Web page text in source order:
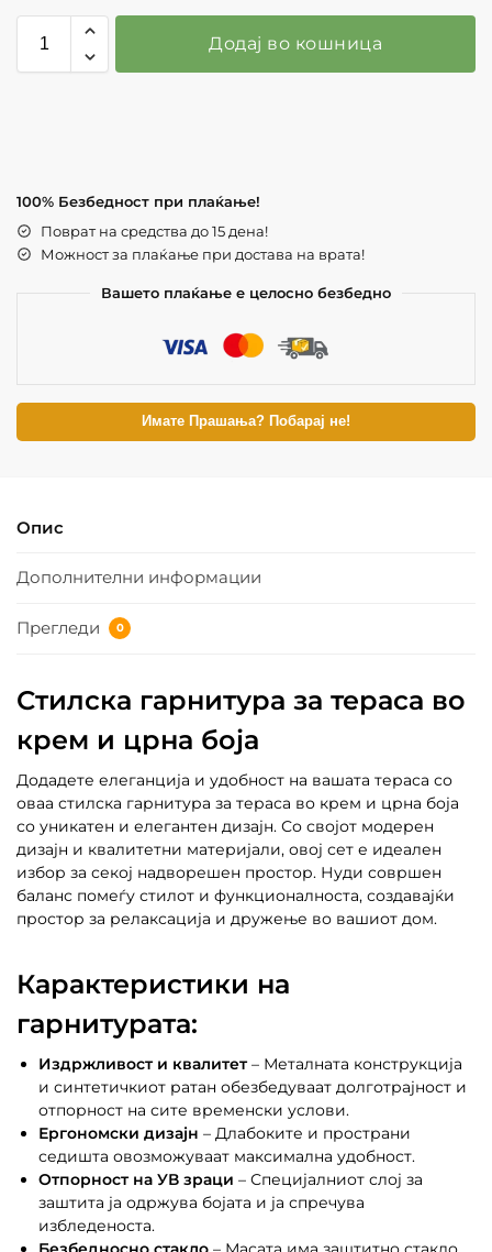
Додај во кошница
100% Безбедност при плаќање!
Поврат на средства до 15 дена!
Можност за плаќање при достава на врата!
Вашето плаќање е целосно безбедно
Имате Прашања? Побарај не!
Опис
Дополнителни информации
Прегледи 0
Стилска гарнитура за тераса во
крем и црна боја
Додадете елеганција и удобност на вашата тераса со
оваа стилска гарнитура за тераса во крем и црна боја
со уникатен и елегантен дизајн. Со својот модерен
дизајн и квалитетни материјали, овој сет е идеален
избор за секој надворешен простор. Нуди совршен
баланс помеѓу стилот и функционалноста, создавајќи
простор за релаксација и дружење во вашиот дом.
Карактеристики на
гарнитурата:
Издржливост и квалитет– Металната конструкција
и синтетичкиот ратан обезбедуваат долготрајност и
отпорност на сите временски услови.
Ергономски дизајн – Длабоките и пространи
седишта овозможуваат максимална удобност.
Отпорност на УВ зраци – Специјалниот слој за
заштита ја одржува бојата и ја спречува
избледеноста.